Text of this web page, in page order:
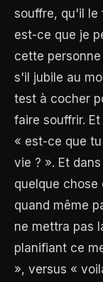
souffre, qu'il le
est-ce que je
cette
s'il jubile au
test à cocher
faire souffrir.
« est-ce que
vie ? ». Et
quelque chose
quand même
ne mettra pas
planifiant ce
», versus «